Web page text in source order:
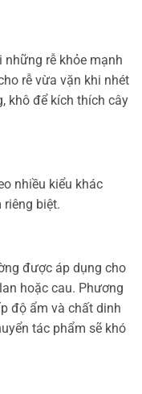
những rễ khỏe mạnh
rễ vừa vặn khi nhét
khô để kích thích cây
nhiều kiểu khác
biệt.
được áp dụng cho
hoặc cau. Phương
độ ẩm và chất dinh
tác phẩm sẽ khó